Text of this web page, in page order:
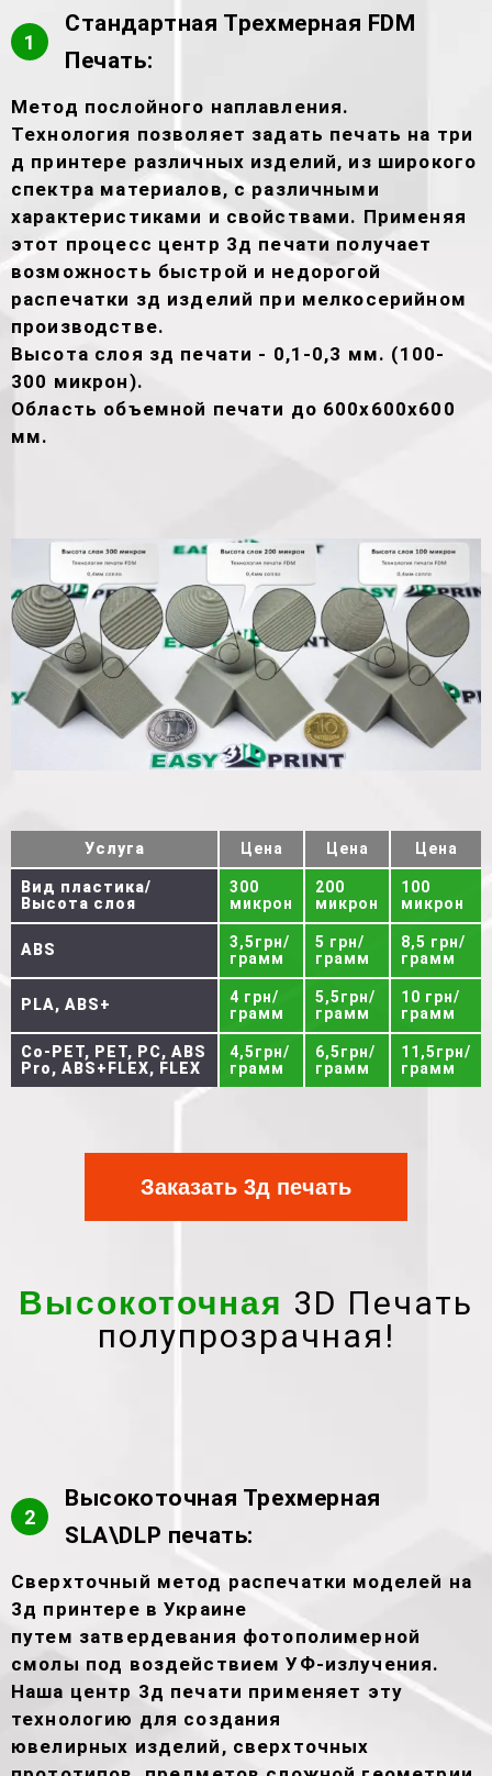
1
Стандартная Трехмерная FDM
Печать:
Метод послойного наплавления.
Технология позволяет задать печать на три
д принтере различных изделий, из широкого
спектра материалов, с различными
характеристиками и свойствами. Применяя
этот процесс центр 3д печати получает
возможность быстрой и недорогой
распечатки зд изделий при мелкосерийном
производстве.
Высота слоя зд печати - 0,1-0,3 мм. (100-
300 микрон).
Область объемной печати до 600х600х600
мм.
Услуга Цена Цена Цена
Вид пластика/
Высота слоя
300
микрон
200
микрон
100
микрон
ABS
3,5грн/
грамм
5 грн/
грамм
8,5 грн/
грамм
PLA, ABS+
4 грн/
грамм
5,5грн/
грамм
10 грн/
грамм
Co-PET, PET, PC, ABS
Pro, ABS+FLEX, FLEX
4,5грн/
грамм
6,5грн/
грамм
11,5грн/
грамм
Заказать 3д печать
Высокоточная 3D Печать
полупрозрачная!
2
Высокоточная Трехмерная
SLA\DLP печать:
Сверхточный метод распечатки моделей на
3д принтере в Украине
путем затвердевания фотополимерной
смолы под воздействием УФ-излучения.
Наша центр 3д печати применяет эту
технологию для создания
ювелирных изделий, сверхточных